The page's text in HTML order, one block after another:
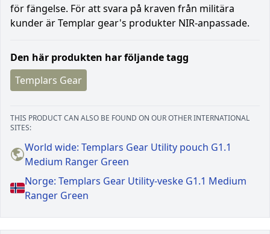
för fängelse. För att svara på kraven från militära
kunder är Templar gear's produkter NIR-anpassade.
Den här produkten har följande tagg
Templars Gear
THIS PRODUCT CAN ALSO BE FOUND ON OUR OTHER INTERNATIONAL
SITES:
World wide: Templars Gear Utility pouch G1.1
Medium Ranger Green
Norge: Templars Gear Utility-veske G1.1 Medium
Ranger Green